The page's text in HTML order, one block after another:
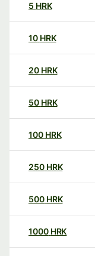
5 HRK
10 HRK
20 HRK
50 HRK
100 HRK
250 HRK
500 HRK
1000 HRK